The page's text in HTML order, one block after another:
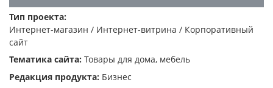
Запомнить меня на этом
Забыли свой пароль?
Тип проекта:
Интернет-магазин / Интернет-витрина / Корпоративный
сайт
Тематика сайта: Товары для дома, мебель
Редакция продукта: Бизнес